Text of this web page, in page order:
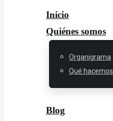
Inicio
Quiénes somos
Organigrama
Qué hacemos
Blog